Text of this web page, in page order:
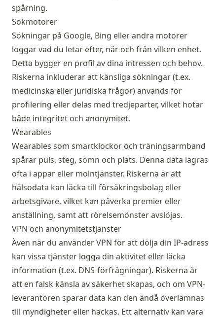
spårning.
Sökmotorer
Sökningar på Google, Bing eller andra motorer
loggar vad du letar efter, när och från vilken enhet.
Detta bygger en profil av dina intressen och behov.
Riskerna inkluderar att känsliga sökningar (t.ex.
medicinska eller juridiska frågor) används för
profilering eller delas med tredjeparter, vilket hotar
både integritet och anonymitet.
Wearables
Wearables som smartklockor och träningsarmband
spårar puls, steg, sömn och plats. Denna data lagras
ofta i appar eller molntjänster. Riskerna är att
hälsodata kan läcka till försäkringsbolag eller
arbetsgivare, vilket kan påverka premier eller
anställning, samt att rörelsemönster avslöjas.
VPN och anonymitetstjänster
Även när du använder VPN för att dölja din IP-adress
kan vissa tjänster logga din aktivitet eller läcka
information (t.ex. DNS-förfrågningar). Riskerna är
att en falsk känsla av säkerhet skapas, och om VPN-
leverantören sparar data kan den ändå överlämnas
till myndigheter eller hackas. Ett alternativ kan vara